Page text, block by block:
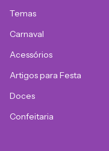
Temas
Carnaval
Acessórios
Artigos para Festa
Doces
Confeitaria